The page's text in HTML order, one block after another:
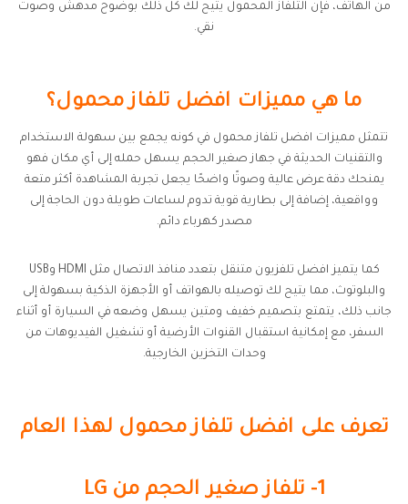
من الهاتف، فإن التلفاز المحمول يتيح لك كل ذلك بوضوح مدهش وصوت
نقي.
ما هي مميزات افضل تلفاز محمول؟
تتمثل مميزات افضل تلفاز محمول في كونه يجمع بين سهولة الاستخدام
والتقنيات الحديثة في جهاز صغير الحجم يسهل حمله إلى أي مكان فهو
يمنحك دقة عرض عالية وصوتًا واضحًا يجعل تجربة المشاهدة أكثر متعة
وواقعية، إضافة إلى بطارية قوية تدوم لساعات طويلة دون الحاجة إلى
مصدر كهرباء دائم.
كما يتميز افضل تلفزيون متنقل بتعدد منافذ الاتصال مثل HDMI وUSB
والبلوتوث، مما يتيح لك توصيله بالهواتف أو الأجهزة الذكية بسهولة إلى
جانب ذلك، يتمتع بتصميم خفيف ومتين يسهل وضعه في السيارة أو أثناء
السفر، مع إمكانية استقبال القنوات الأرضية أو تشغيل الفيديوهات من
وحدات التخزين الخارجية.
تعرف على افضل تلفاز محمول لهذا العام
1- تلفاز صغير الحجم من LG